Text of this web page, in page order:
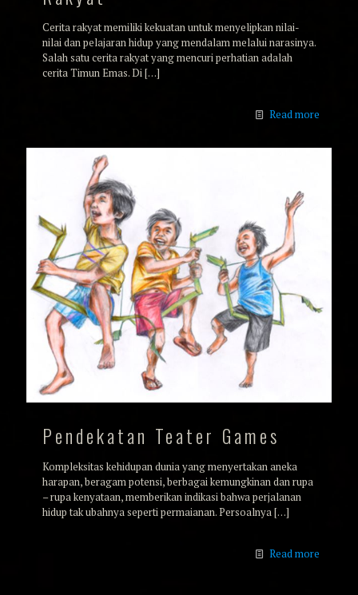
Cerita rakyat memiliki kekuatan untuk menyelipkan nilai-
nilai dan pelajaran hidup yang mendalam melalui narasinya.
Salah satu cerita rakyat yang mencuri perhatian adalah
cerita Timun Emas. Di[…]
Read more
Pendekatan Teater Games
Kompleksitas kehidupan dunia yang menyertakan aneka
harapan, beragam potensi, berbagai kemungkinan dan rupa
– rupa kenyataan, memberikan indikasi bahwa perjalanan
hidup tak ubahnya seperti permaianan. Persoalnya[…]
Read more